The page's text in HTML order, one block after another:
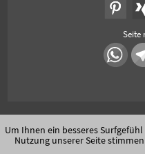
Seite
Um Ihnen ein besseres
Nutzung unserer Seite stimmen